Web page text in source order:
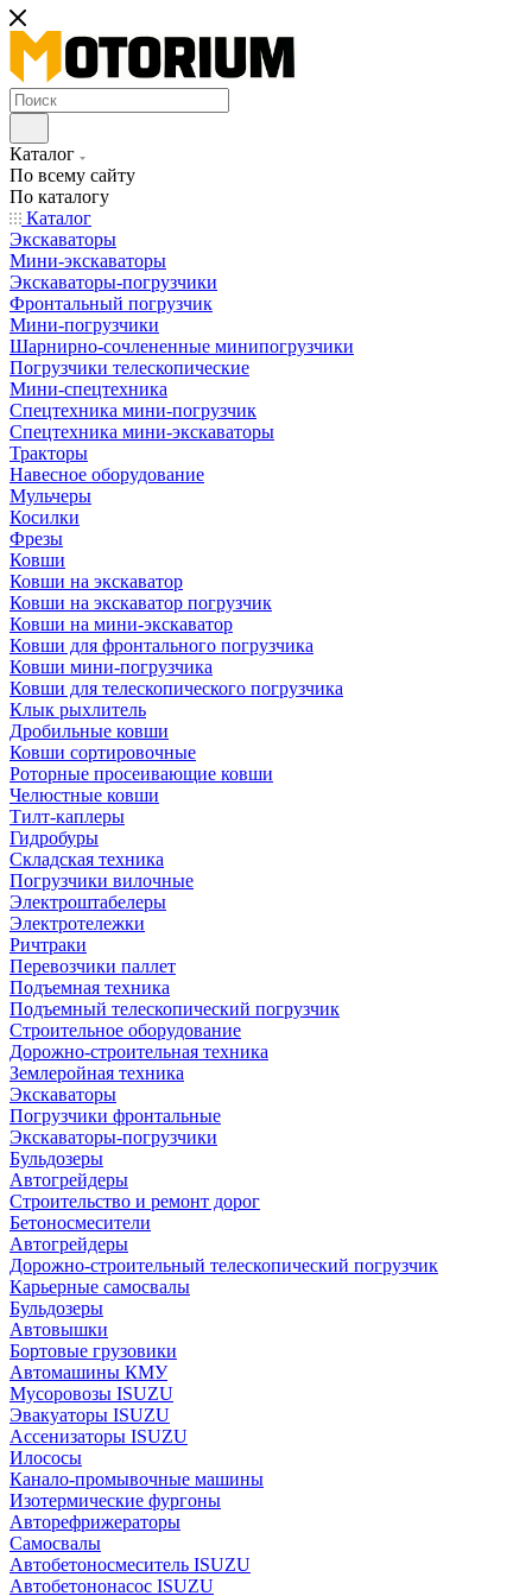
Каталог
По всему сайту
По каталогу
Каталог
Экскаваторы
Мини-экскаваторы
Экскаваторы-погрузчики
Фронтальный погрузчик
Мини-погрузчики
Шарнирно-сочлененные минипогрузчики
Погрузчики телескопические
Мини-спецтехника
Спецтехника мини-погрузчик
Спецтехника мини-экскаваторы
Тракторы
Навесное оборудование
Мульчеры
Косилки
Фрезы
Ковши
Ковши на экскаватор
Ковши на экскаватор погрузчик
Ковши на мини-экскаватор
Ковши для фронтального погрузчика
Ковши мини-погрузчика
Ковши для телескопического погрузчика
Клык рыхлитель
Дробильные ковши
Ковши сортировочные
Роторные просеивающие ковши
Челюстные ковши
Тилт-каплеры
Гидробуры
Складская техника
Погрузчики вилочные
Электроштабелеры
Электротележки
Ричтраки
Перевозчики паллет
Подъемная техника
Подъемный телескопический погрузчик
Строительное оборудование
Дорожно-строительная техника
Землеройная техника
Экскаваторы
Погрузчики фронтальные
Экскаваторы-погрузчики
Бульдозеры
Автогрейдеры
Строительство и ремонт дорог
Бетоносмесители
Автогрейдеры
Дорожно-строительный телескопический погрузчик
Карьерные самосвалы
Бульдозеры
Автовышки
Бортовые грузовики
Автомашины КМУ
Мусоровозы ISUZU
Эвакуаторы ISUZU
Ассенизаторы ISUZU
Илососы
Канало-промывочные машины
Изотермические фургоны
Авторефрижераторы
Самосвалы
Автобетоносмеситель ISUZU
Автобетононасос ISUZU